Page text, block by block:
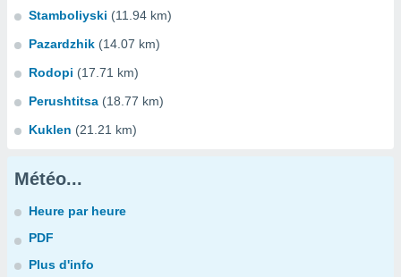
Stamboliyski (11.94 km)
Pazardzhik (14.07 km)
Rodopi (17.71 km)
Perushtitsa (18.77 km)
Kuklen (21.21 km)
Météo...
Heure par heure
PDF
Plus d'info